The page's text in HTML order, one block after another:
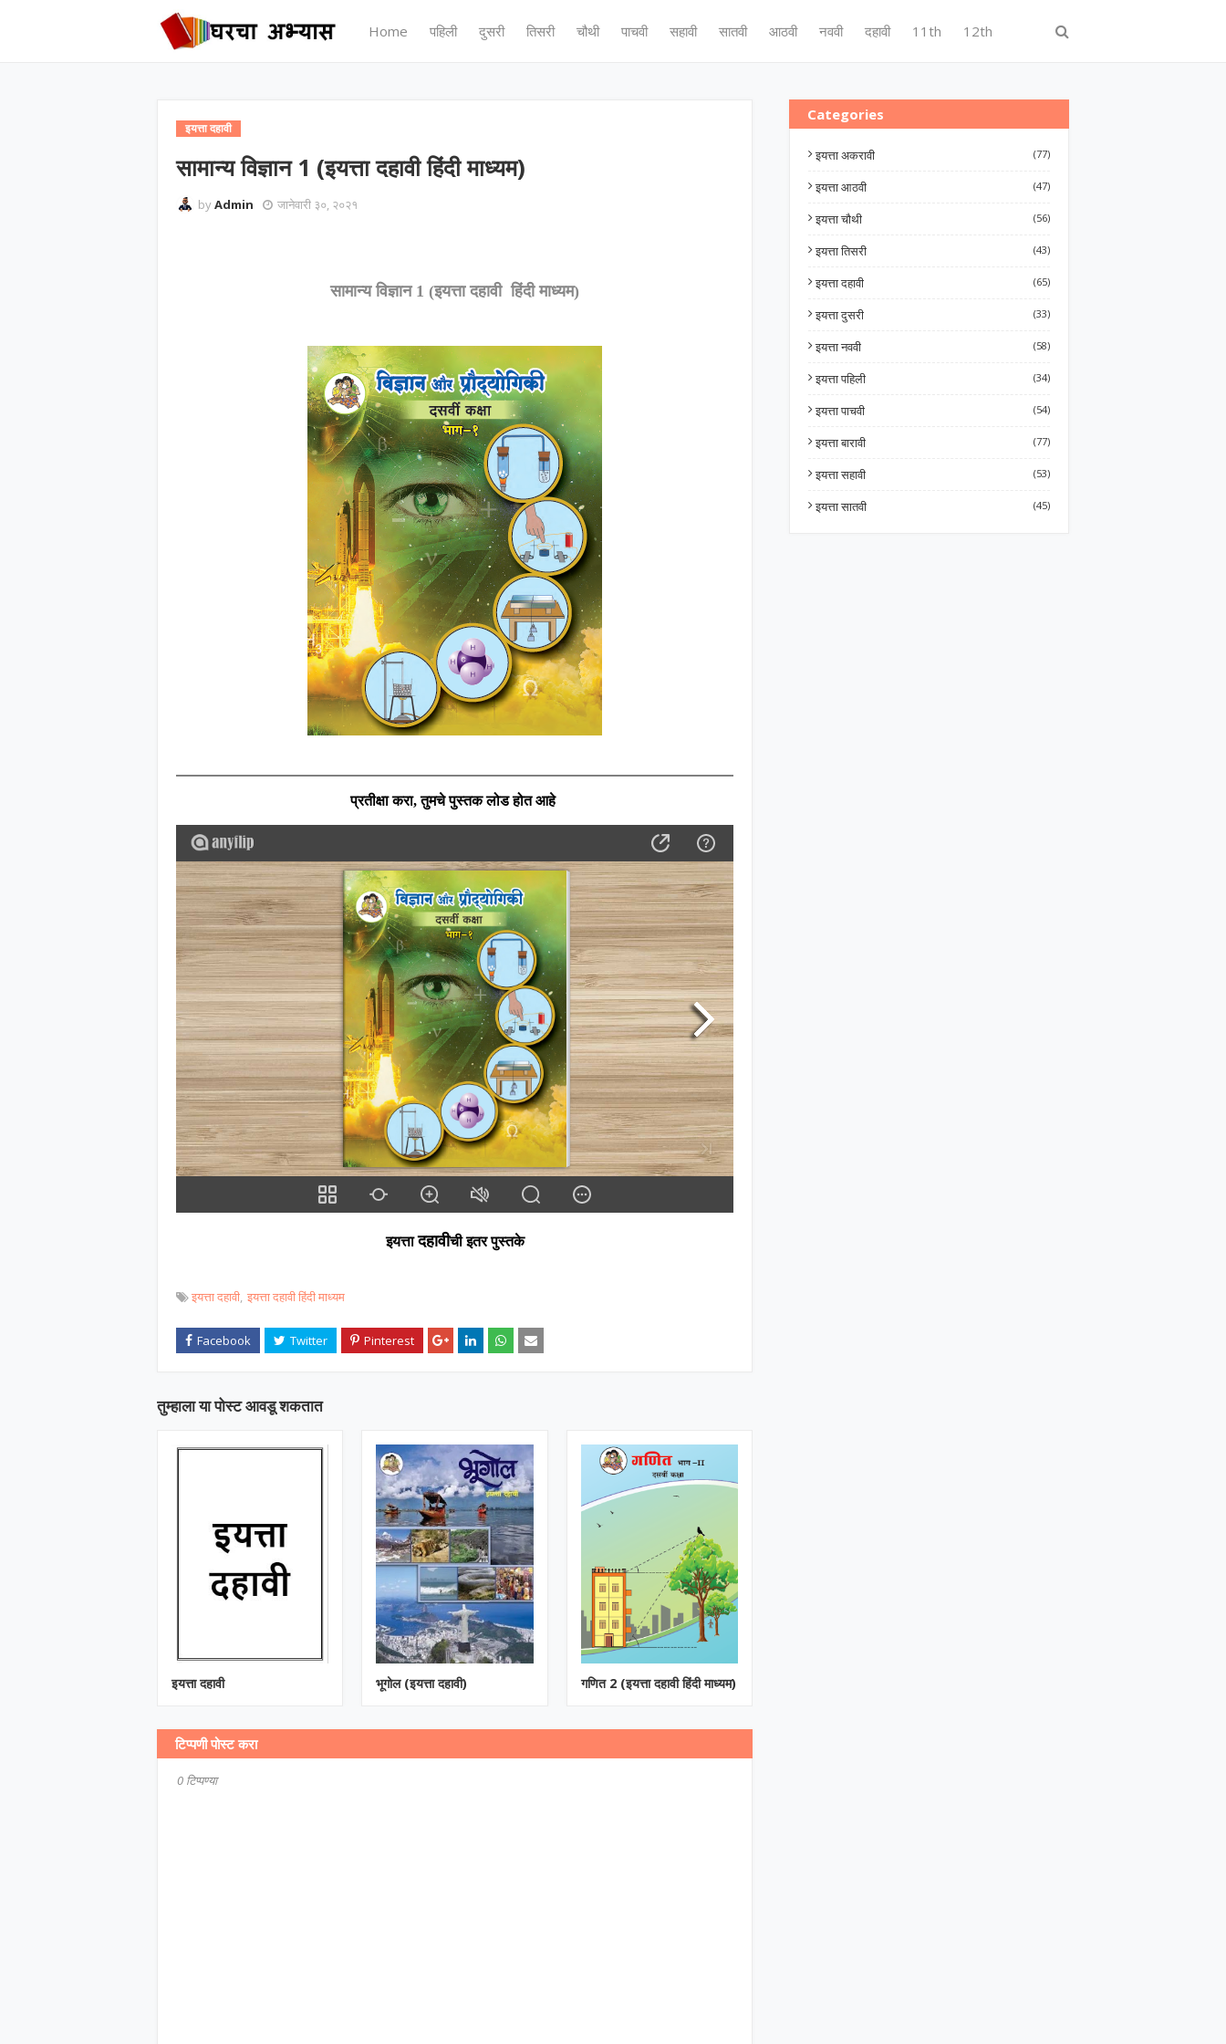
Home पहिली दुसरी तिसरी चौथी पाचवी सहावी सातवी आठवी नववी दहावी 11th 12th
इयत्ता दहावी
सामान्य विज्ञान 1 (इयत्ता दहावी हिंदी माध्यम)
byAdmin जानेवारी ३०, २०२१
सामान्य विज्ञान 1 (इयत्ता दहावी हिंदी माध्यम)
प्रतीक्षा करा,तुमचे पुस्तक लोड होत आहे
इयत्तादहावीची इतर पुस्तके
इयत्ता दहावी इयत्ता दहावी हिंदी माध्यम
तुम्‍हाला या पोस्‍ट आवडू शकतात
इयत्ता दहावी भूगोल (इयत्ता दहावी) गणित 2 (इयत्ता दहावी हिंदी माध्यम)
टिप्पणी पोस्ट करा
0 टिप्पण्या
Categories
इयत्ता अकरावी (77)
इयत्ता आठवी (47)
इयत्ता चौथी (56)
इयत्ता तिसरी (43)
इयत्ता दहावी (65)
इयत्ता दुसरी (33)
इयत्ता नववी (58)
इयत्ता पहिली (34)
इयत्ता पाचवी (54)
इयत्ता बारावी (77)
इयत्ता सहावी (53)
इयत्ता सातवी (45)